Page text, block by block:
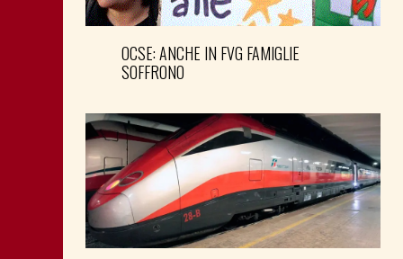
OCSE: ANCHE IN FVG FAMIGLIE
SOFFRONO